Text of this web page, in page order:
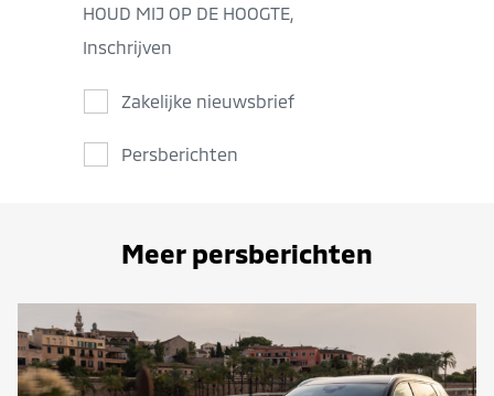
HOUD MIJ OP DE HOOGTE,
Inschrijven
Zakelijke nieuwsbrief
Persberichten
Meer persberichten